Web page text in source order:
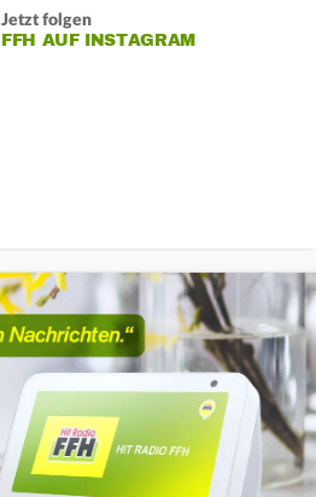
Jetzt folgen
FFH AUF INSTAGRAM